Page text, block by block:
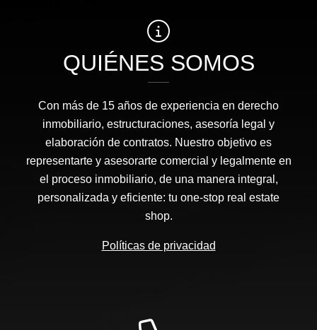
QUIÉNES SOMOS
Con más de 15 años de experiencia en derecho
inmobiliario, estructuraciones, asesoría legal y
elaboración de contratos. Nuestro objetivo es
representarte y asesorarte comercial y legalmente en
el proceso inmobiliario, de una manera integral,
personalizada y eficiente: tu one-stop real estate
shop.
Políticas de privacidad